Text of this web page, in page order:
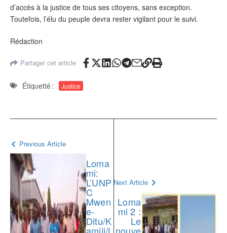
d’accès à la justice de tous ses citoyens, sans exception.
Toutefois, l’élu du peuple devra rester vigilant pour le suivi.
Rédaction
Partager cet article
Étiquetté : Justice
Previous Article
Loma
mi:
L’UNP
C
Mwen
e-
Ditu/K
Next Article
Loma
mi 2 :
Le